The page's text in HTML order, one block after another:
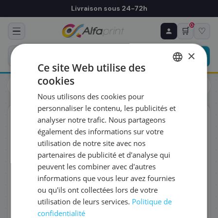
Livraison sous 24-72h
🛒
0
♡
Cartouches
Brother
ORIGINAL
♻ COMMANDE RÉCURRENTE
Prévoyez & économisez
Programmez votre prochain achat — notre équipe
vous prépare un devis personnalisé
RÉFÉRENCE DU PRODUIT
FRÉQUENCE
QUANTITÉ PAR LIVRAISON
DATE DE PREMIÈRE LIVRAISON SOUHAITÉE
×
Ce site Web utilise des
cookies
Nous utilisons des cookies pour
personnaliser le contenu, les publicités et
analyser notre trafic. Nous partageons
également des informations sur votre
utilisation de notre site avec nos
partenaires de publicité et d'analyse qui
peuvent les combiner avec d'autres
informations que vous leur avez fournies
ou qu'ils ont collectées lors de votre
utilisation de leurs services. Politique de
confidentialité